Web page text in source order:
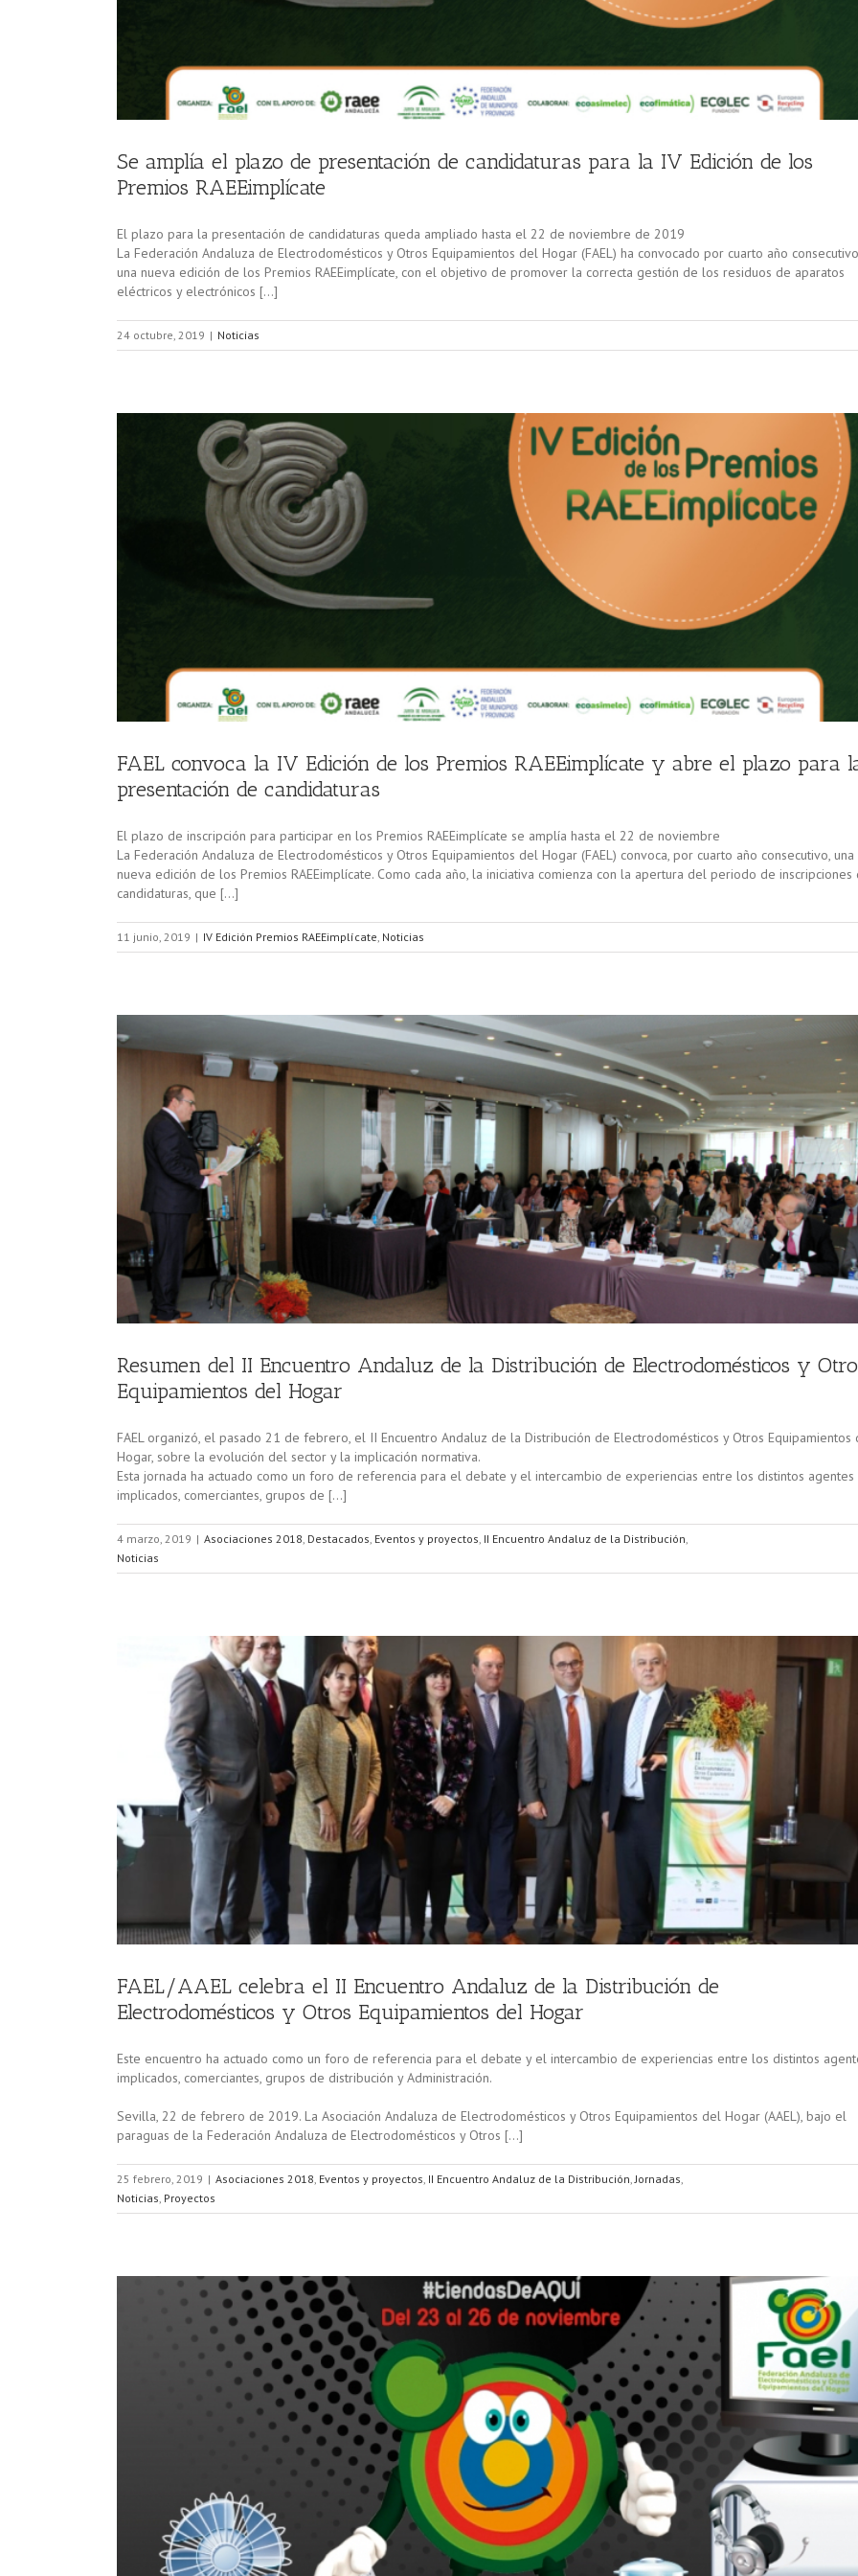
Se amplía el plazo de presentación de candidaturas para la IV Edición de los
Premios RAEEimplícate
El plazo para la presentación de candidaturas queda ampliado hasta el 22 de noviembre de 2019
La Federación Andaluza de Electrodomésticos y Otros Equipamientos del Hogar (FAEL) ha convocado por cuarto año
una nueva edición de los Premios RAEEimplícate, con el objetivo de promover la correcta gestión de los residuos de aparatos
eléctricos y electrónicos […]
24 octubre, 2019 | Noticias
FAEL convoca la IV Edición de los Premios RAEEimplícate y abre el plazo para
presentación de candidaturas
El plazo de inscripción para participar en los Premios RAEEimplícate se amplía hasta el 22 de noviembre
La Federación Andaluza de Electrodomésticos y Otros Equipamientos del Hogar (FAEL) convoca, por cuarto año consecutivo, una
nueva edición de los Premios RAEEimplícate. Como cada año, la iniciativa comienza con la apertura del periodo de inscripciones
candidaturas, que […]
11 junio, 2019 | IV Edición Premios RAEEimplícate, Noticias
Resumen del II Encuentro Andaluz de la Distribución de Electrodomésticos y
Equipamientos del Hogar
FAEL organizó, el pasado 21 de febrero, el II Encuentro Andaluz de la Distribución de Electrodomésticos y Otros Equipamientos
Hogar, sobre la evolución del sector y la implicación normativa.
Esta jornada ha actuado como un foro de referencia para el debate y el intercambio de experiencias entre los distintos agentes
implicados, comerciantes, grupos de […]
4 marzo, 2019 | Asociaciones 2018, Destacados, Eventos y proyectos, II Encuentro Andaluz de la Distribución,
Noticias
FAEL/AAEL celebra el II Encuentro Andaluz de la Distribución de
Electrodomésticos y Otros Equipamientos del Hogar
Este encuentro ha actuado como un foro de referencia para el debate y el intercambio de experiencias entre los distintos
implicados, comerciantes, grupos de distribución y Administración.
Sevilla, 22 de febrero de 2019. La Asociación Andaluza de Electrodomésticos y Otros Equipamientos del Hogar (AAEL), bajo el
paraguas de la Federación Andaluza de Electrodomésticos y Otros […]
25 febrero, 2019 | Asociaciones 2018, Eventos y proyectos, II Encuentro Andaluz de la Distribución,Jornadas,
Noticias, Proyectos